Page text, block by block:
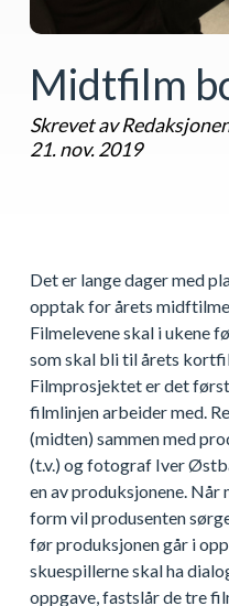
Midtfilm
Skrevet av
21. nov. 2019
Det er lange dager med
opptak for årets
Filmelevene skal i ukene
som skal bli til årets
Filmprosjektet er det
filmlinjen arbeider med.
(midten) sammen med
(t.v.) og fotograf Iver
en av produksjonene. Når
form vil produsenten
før produksjonen går i
skuespillerne skal ha
oppgave, fastslår de tre